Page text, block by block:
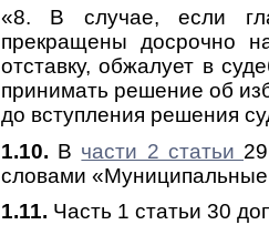
«8. В случае, если
прекращены досрочно
отставку, обжалует в
принимать решение об
до вступления решения
1.10. В части 2 статьи
словами
1.11. Часть 1 статьи 30